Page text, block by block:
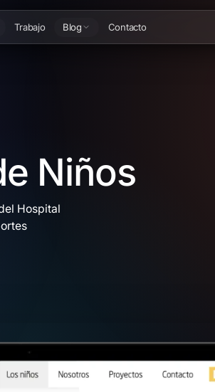
Trabajo Blog Contacto
Niños
Hospital